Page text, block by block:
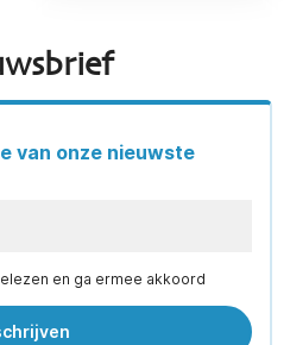
van onze nieuwste
en ga ermee akkoord